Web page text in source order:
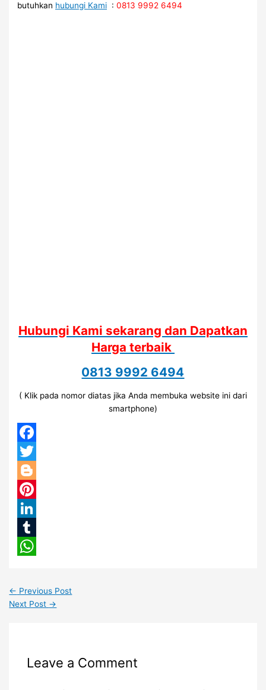
butuhkan hubungi Kami :0813 9992 6494
Hubungi Kami sekarang dan Dapatkan
Harga terbaik
0813 9992 6494
( Klik pada nomor diatas jika Anda membuka website ini dari
smartphone)
Facebook
Twitter
Blogger
Pinterest
LinkedIn
Tumblr
← Previous Post
Next Post →
Leave a Comment